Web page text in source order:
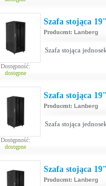
Dostępność:
dostępne
Szafa stojąca
Producent: Lanberg
Szafa stojąca
Dostępność:
dostępne
Szafa stojąca
Producent: Lanberg
Szafa stojąca
Szafa stojąca
Producent: Lanberg